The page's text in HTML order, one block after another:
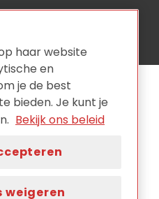
haar website
en
je de best
bieden. Je kunt je
Bekijk ons beleid
weigeren